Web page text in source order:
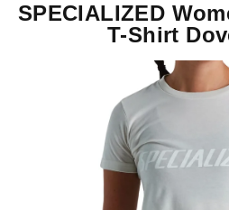
SPECIALIZED
T-Shirt